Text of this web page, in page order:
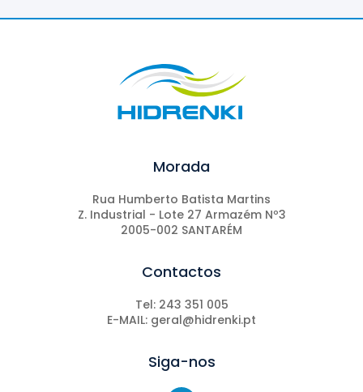
Morada
Rua Humberto Batista Martins
Z. Industrial - Lote 27 Armazém Nº3
2005-002 SANTARÉM
Contactos
Tel: 243 351 005
E-MAIL: geral@hidrenki.pt
Siga-nos